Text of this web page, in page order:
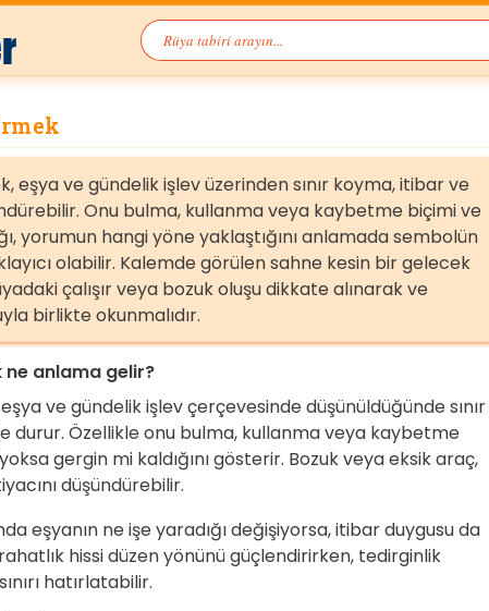
eşya ve gündelik işlev üzerinden sınır koyma, itibar ve
Onu bulma, kullanma veya kaybetme biçimi ve
yorumun hangi yöne yaklaştığını anlamada sembolün
olabilir. Kalemde görülen sahne kesin bir gelecek
çalışır veya bozuk oluşu dikkate alınarak ve
birlikte okunmalıdır.
anlama gelir?
ve gündelik işlev çerçevesinde düşünüldüğünde sınır
durur. Özellikle onu bulma, kullanma veya kaybetme
gergin mi kaldığını gösterir. Bozuk veya eksik araç,
düşündürebilir.
eşyanın ne işe yaradığı değişiyorsa, itibar duygusu da
hissi düzen yönünü güçlendirirken, tedirginlik
hatırlatabilir.